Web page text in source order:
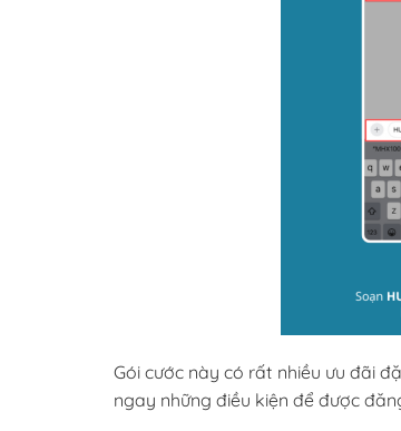
Gói cước này có rất nhiều ưu đãi
ngay những điều kiện để được